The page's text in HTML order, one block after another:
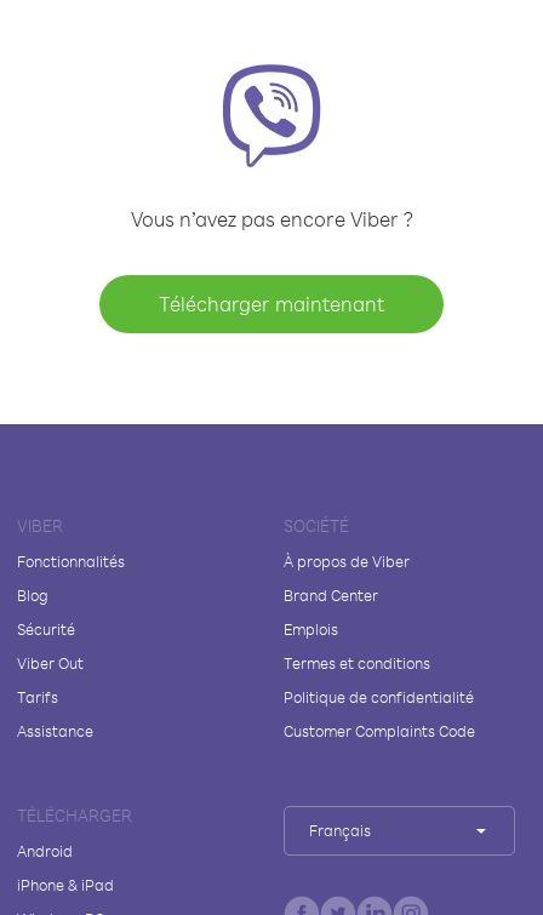
Vous n’avez pas encore Viber ?
Télécharger maintenant
VIBER
Fonctionnalités
Blog
Sécurité
Viber Out
Tarifs
Assistance
SOCIÉTÉ
À propos de Viber
Brand Center
Emplois
Termes et conditions
Politique de confidentialité
Customer Complaints Code
TÉLÉCHARGER
Android
iPhone & iPad
Français